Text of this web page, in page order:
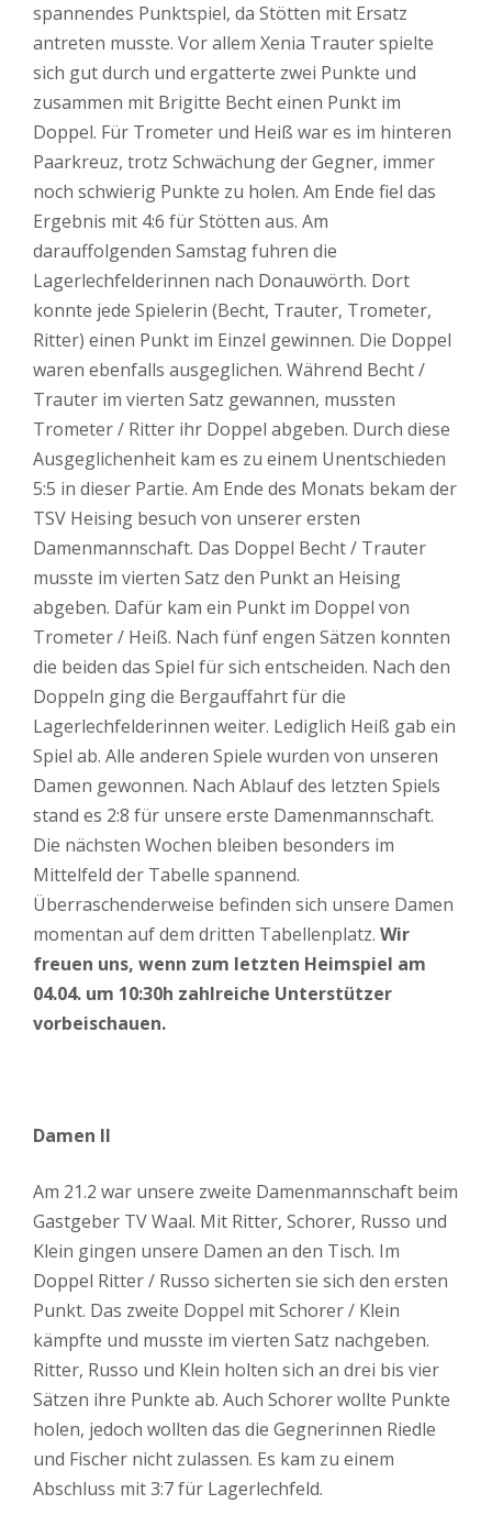
spannendes Punktspiel, da Stötten mit Ersatz
antreten musste. Vor allem Xenia Trauter spielte
sich gut durch und ergatterte zwei Punkte und
zusammen mit Brigitte Becht einen Punkt im
Doppel. Für Trometer und Heiß war es im hinteren
Paarkreuz, trotz Schwächung der Gegner, immer
noch schwierig Punkte zu holen. Am Ende fiel das
Ergebnis mit 4:6 für Stötten aus. Am
darauffolgenden Samstag fuhren die
Lagerlechfelderinnen nach Donauwörth. Dort
konnte jede Spielerin (Becht, Trauter, Trometer,
Ritter) einen Punkt im Einzel gewinnen. Die Doppel
waren ebenfalls ausgeglichen. Während Becht /
Trauter im vierten Satz gewannen, mussten
Trometer / Ritter ihr Doppel abgeben. Durch diese
Ausgeglichenheit kam es zu einem Unentschieden
5:5 in dieser Partie. Am Ende des Monats bekam der
TSV Heising besuch von unserer ersten
Damenmannschaft. Das Doppel Becht / Trauter
musste im vierten Satz den Punkt an Heising
abgeben. Dafür kam ein Punkt im Doppel von
Trometer / Heiß. Nach fünf engen Sätzen konnten
die beiden das Spiel für sich entscheiden. Nach den
Doppeln ging die Bergauffahrt für die
Lagerlechfelderinnen weiter. Lediglich Heiß gab ein
Spiel ab. Alle anderen Spiele wurden von unseren
Damen gewonnen. Nach Ablauf des letzten Spiels
stand es 2:8 für unsere erste Damenmannschaft.
Die nächsten Wochen bleiben besonders im
Mittelfeld der Tabelle spannend.
Überraschenderweise befinden sich unsere Damen
momentan auf dem dritten Tabellenplatz. Wir
freuen uns, wenn zum letzten Heimspiel am
04.04. um 10:30h zahlreiche Unterstützer
vorbeischauen.
Damen II
Am 21.2 war unsere zweite Damenmannschaft beim
Gastgeber TV Waal. Mit Ritter, Schorer, Russo und
Klein gingen unsere Damen an den Tisch. Im
Doppel Ritter / Russo sicherten sie sich den ersten
Punkt. Das zweite Doppel mit Schorer / Klein
kämpfte und musste im vierten Satz nachgeben.
Ritter, Russo und Klein holten sich an drei bis vier
Sätzen ihre Punkte ab. Auch Schorer wollte Punkte
holen, jedoch wollten das die Gegnerinnen Riedle
und Fischer nicht zulassen. Es kam zu einem
Abschluss mit 3:7 für Lagerlechfeld.